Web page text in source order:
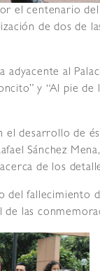
el centenario
de dos de
adyacente al
y “Al pie de
el desarrollo de
Sánchez
de los
del fallecimiento
de las